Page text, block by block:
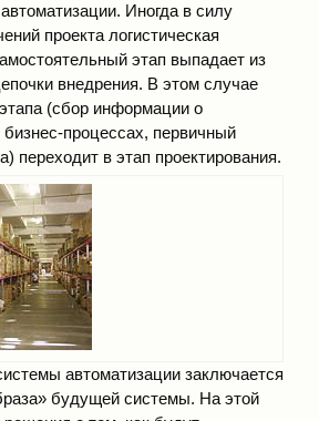
Иногда в силу
проекта логистическая
этап выпадает из
внедрения. В этом случае
(сбор информации о
бизнес-процессах, первичный
переходит в этап проектирования.
автоматизации заключается
будущей системы. На этой